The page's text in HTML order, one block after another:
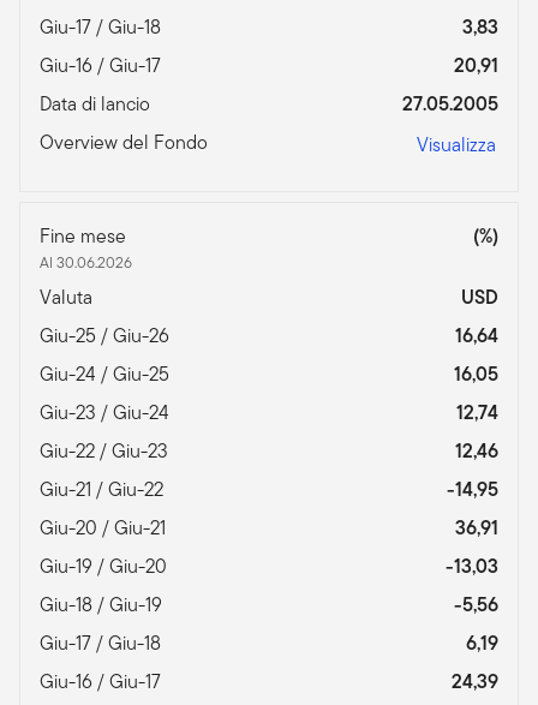
Giu-17 / Giu-18
3,83
Giu-16 / Giu-17
20,91
Data di lancio
27.05.2005
Overview del Fondo
Visualizza
Fine mese
Al 30.06.2026
(%)
Valuta
USD
Giu-25 / Giu-26
16,64
Giu-24 / Giu-25
16,05
Giu-23 / Giu-24
12,74
Giu-22 / Giu-23
12,46
Giu-21 / Giu-22
-14,95
Giu-20 / Giu-21
36,91
Giu-19 / Giu-20
-13,03
Giu-18 / Giu-19
-5,56
Giu-17 / Giu-18
6,19
Giu-16 / Giu-17
24,39